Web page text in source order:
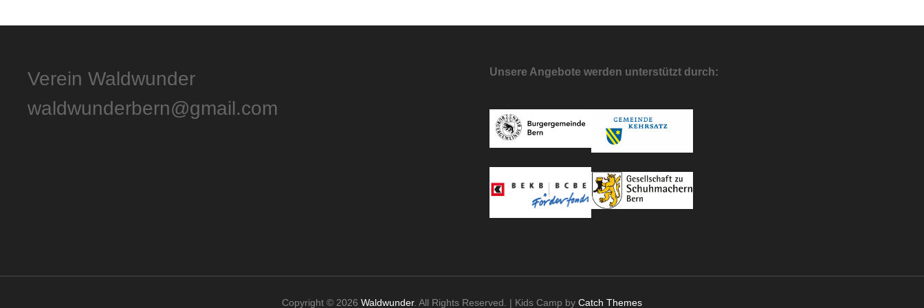
Verein Waldwunder
waldwunderbern@gmail.com
Unsere Angebote werden unterstützt durch:
Copyright © 2026 Waldwunder. All Rights Reserved. | Kids Camp by Catch Themes